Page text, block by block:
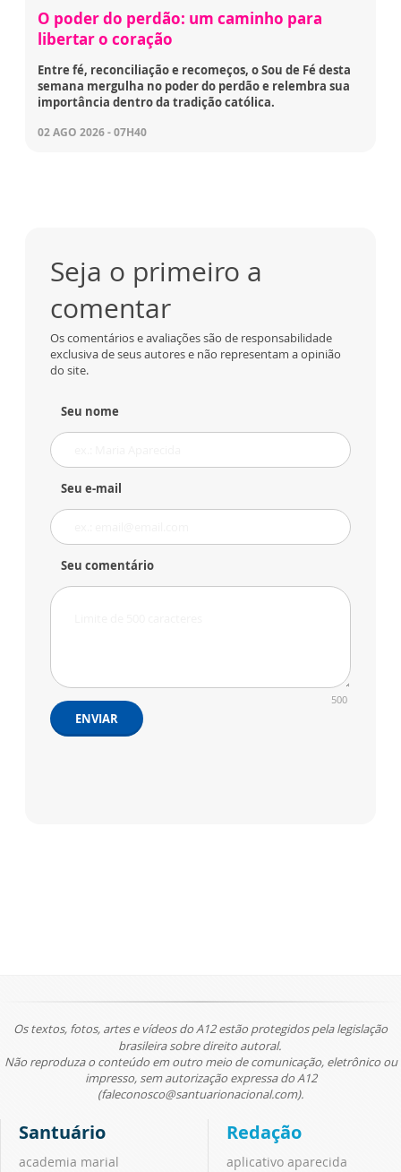
O poder do perdão: um caminho para
libertar o coração
Entre fé, reconciliação e recomeços, o Sou de Fé desta
semana mergulha no poder do perdão e relembra sua
importância dentro da tradição católica.
02 AGO 2026 - 07H40
Seja o primeiro a
comentar
Os comentários e avaliações são de responsabilidade
exclusiva de seus autores e não representam a opinião
do site.
Seu nome
Seu e-mail
Seu comentário
500
ENVIAR
Os textos, fotos, artes e vídeos do A12 estão protegidos pela legislação
brasileira sobre direito autoral.
Não reproduza o conteúdo em outro meio de comunicação, eletrônico ou
impresso, sem autorização expressa do A12
(faleconosco@santuarionacional.com).
Santuário
academia marial
Redação
aplicativo aparecida